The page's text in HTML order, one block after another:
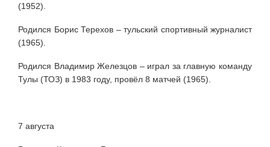
(1952).
Родился Борис Терехов – тульский спортивный журналист
(1965).
Родился Владимир Железцов – играл за главную команду
Тулы (ТОЗ) в 1983 году, провёл 8 матчей (1965).
7 августа